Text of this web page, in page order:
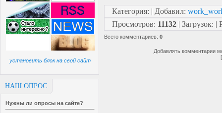
установить блок на свой сайт
НАШ ОПРОС
Нужны ли опросы на сайте?
Категория: | Добавил:
Просмотров: 11132 | Загрузок: |
Всего комментариев: 0
Добавлять комментарии